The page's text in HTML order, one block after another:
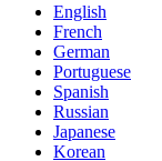
English
French
German
Portuguese
Spanish
Russian
Japanese
Korean